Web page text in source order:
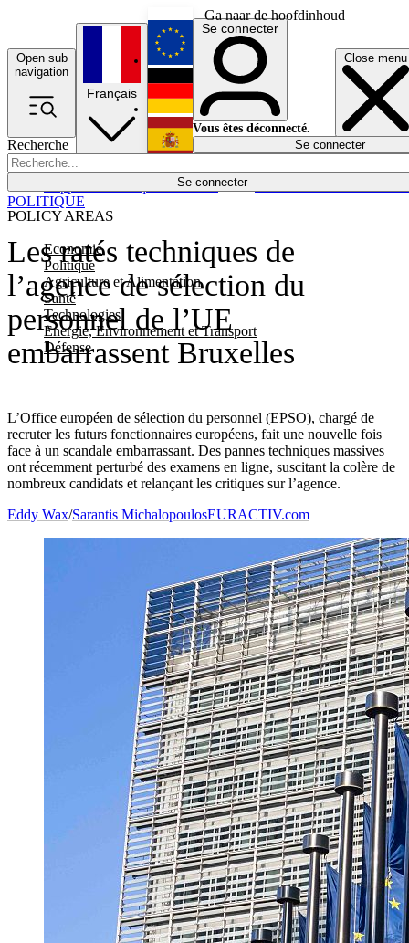
Ga naar de hoofdinhoud
Open sub
navigation
Close menu
Recherche
Se connecter
POLICY AREAS
Economie
Politique
Agriculture et Alimentation
Santé
Technologies
Energie, Environnement et Transport
Défense
Économie
Français
English
Deutsch
Español
Se connecter
Vous êtes déconnecté.
Se connecter
Les ratés techniques de
l’agence de sélection du
personnel de l’UE
embarrassent Bruxelles
L’Office européen de sélection du personnel (EPSO), chargé de
recruter les futurs fonctionnaires européens, fait une nouvelle fois
face à un scandale embarrassant. Des pannes techniques massives
ont récemment perturbé des examens en ligne, suscitant la colère de
nombreux candidats et relançant les critiques sur l’agence.
POLITIQUE
Eddy Wax/Sarantis MichalopoulosEURACTIV.com